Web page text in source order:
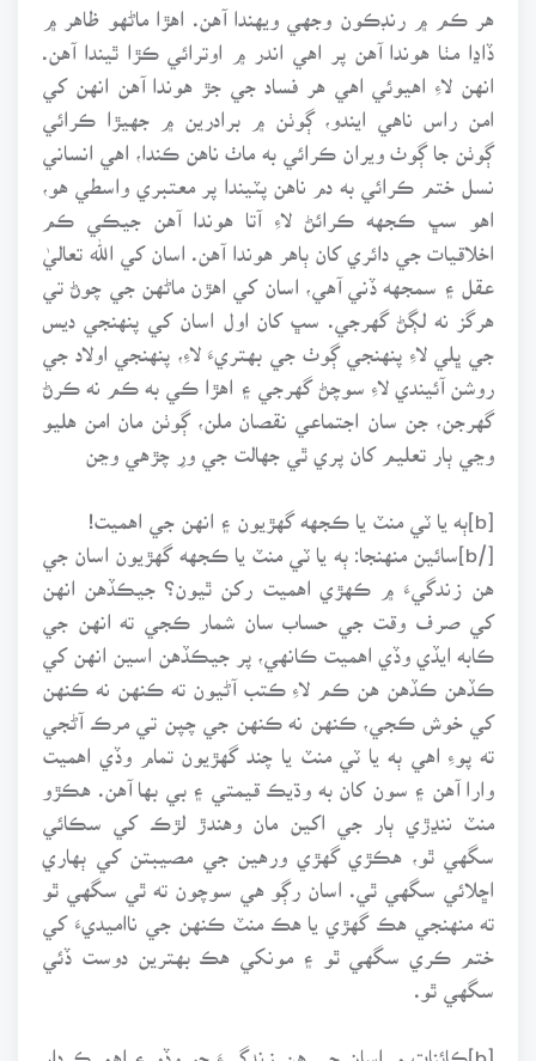
هر ڪم ۾ رنڊڪون وجهي ويهندا آهن. اهڙا ماڻهو ظاهر ۾
ڏاڍا مٺا هوندا آهن پر اهي اندر ۾ اوترائي ڪڙا ٿيندا آهن.
انهن لاءِ اهيوئي اهي هر فساد جي جڙ هوندا آهن انهن کي
امن راس ناهي ايندو، ڳوٺن ۾ برادرين ۾ جهيڙا ڪرائي
ڳوٺن جا ڳوٺ ويران ڪرائي به ماٺ ناهن ڪندا، اهي انساني
نسل ختم ڪرائي به دم ناهن پٽيندا پر معتبري واسطي هو،
اهو سڀ ڪجهه ڪرائڻ لاءِ آتا هوندا آهن جيڪي ڪم
اخلاقيات جي دائري کان ٻاهر هوندا آهن. اسان کي الله تعاليٰ
عقل ۽ سمجهه ڏني آهي، اسان کي اهڙن ماڻهن جي چوڻ تي
هرگز نه لڳڻ گهرجي. سڀ کان اول اسان کي پنهنجي ديس
جي ڀلي لاءِ پنهنجي ڳوٺ جي بهتريءَ لاءِ، پنهنجي اولاد جي
روشن آئيندي لاءِ سوچڻ گهرجي ۽ اهڙا ڪي به ڪم نه ڪرڻ
گهرجن، جن سان اجتماعي نقصان ملن، ڳوٺن مان امن هليو
وڃي ٻار تعليم کان پري ٿي جهالت جي ورِ چڙهي وڃن
[b]ٻه يا ٽي منٽ يا ڪجهه گهڙيون ۽ انهن جي اهميت!
[/b]سائين منهنجا: ٻه يا ٽي منٽ يا ڪجهه گهڙيون اسان جي
هن زندگيءَ ۾ ڪهڙي اهميت رکن ٿيون؟ جيڪڏهن انهن
کي صرف وقت جي حساب سان شمار ڪجي ته انهن جي
ڪابه ايڏي وڏي اهميت ڪانهي، پر جيڪڏهن اسين انهن کي
ڪڏهن ڪڏهن هن ڪم لاءِ ڪتب آڻيون ته ڪنهن نه ڪنهن
کي خوش ڪجي، ڪنهن نه ڪنهن جي چپن تي مرڪ آڻجي
ته پوءِ اهي ٻه يا ٽي منٽ يا چند گهڙيون تمام وڏي اهميت
وارا آهن ۽ سون کان به وڌيڪ قيمتي ۽ بي بها آهن. هڪڙو
منٽ ننڍڙي ٻار جي اکين مان وهندڙ لڙڪ کي سڪائي
سگهي ٿو، هڪڙي گهڙي ورهين جي مصيبتن کي ٻهاري
اڇلائي سگهي ٿي. اسان رڳو هي سوچون ته ٿي سگهي ٿو
ته منهنجي هڪ گهڙي يا هڪ منٽ ڪنهن جي نااميديءَ کي
ختم ڪري سگهي ٿو ۽ مونکي هڪ بهترين دوست ڏئي
سگهي ٿو.
[b]ڪائنات ۾ اسان جي هن زندگيءَ جو وڏو ۽ اهم ڪردار